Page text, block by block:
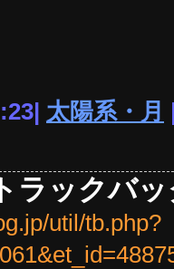
太陽系・月
ラックバッ
util/tb.php?